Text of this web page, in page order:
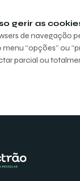
gerir as
de navegação
“opções” ou
parcial ou